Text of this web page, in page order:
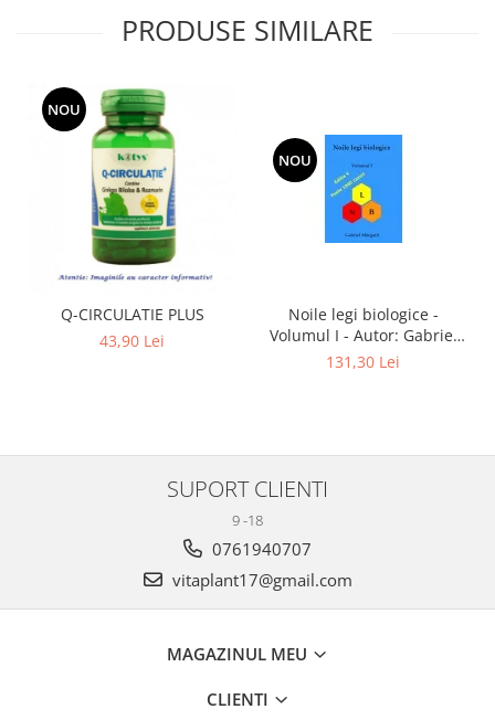
PRODUSE SIMILARE
NOU
Q-CIRCULATIE PLUS
43,90 Lei
NOU
Noile legi biologice -
Volumul I - Autor: Gabriel
Margarit Editia 6
131,30 Lei
SUPORT CLIENTI
9 -18
0761940707
vitaplant17@gmail.com
MAGAZINUL MEU
CLIENTI